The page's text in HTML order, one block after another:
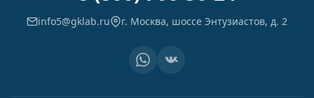
info5@gklab.ru г. Москва, шоссе Энтузиастов, д. 2